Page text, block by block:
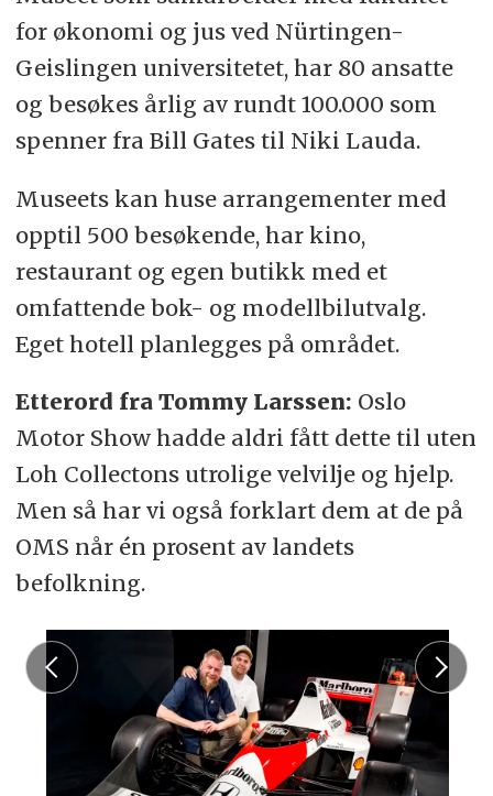
for økonomi og jus ved Nürtingen-
Geislingen universitetet, har 80 ansatte
og besøkes årlig av rundt 100.000 som
spenner fra Bill Gates til Niki Lauda.
Museets kan huse arrangementer med
opptil 500 besøkende, har kino,
restaurant og egen butikk med et
omfattende bok- og modellbilutvalg.
Eget hotell planlegges på området.
Etterord fra Tommy Larssen: Oslo
Motor Show hadde aldri fått dette til uten
Loh Collectons utrolige velvilje og hjelp.
Men så har vi også forklart dem at de på
OMS når én prosent av landets
befolkning.